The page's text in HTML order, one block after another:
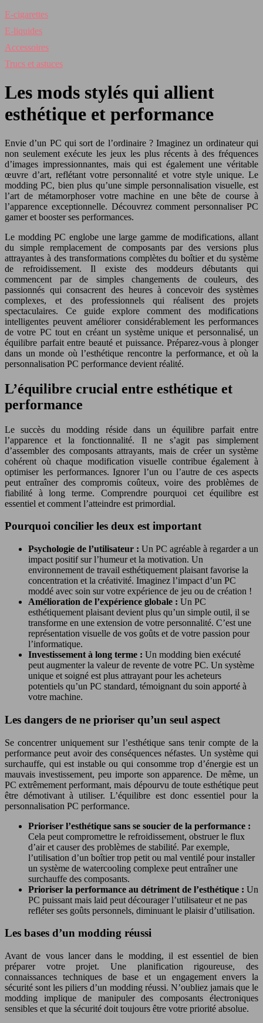
E-cigarettes
E-liquides
Accessoires
Trucs et astuces
Les mods stylés qui allient
esthétique et performance
Envie d’un PC qui sort de l’ordinaire ? Imaginez un ordinateur qui
non seulement exécute les jeux les plus récents à des fréquences
d’images impressionnantes, mais qui est également une véritable
œuvre d’art, reflétant votre personnalité et votre style unique. Le
modding PC, bien plus qu’une simple personnalisation visuelle, est
l’art de métamorphoser votre machine en une bête de course à
l’apparence exceptionnelle. Découvrez comment personnaliser PC
gamer et booster ses performances.
Le modding PC englobe une large gamme de modifications, allant
du simple remplacement de composants par des versions plus
attrayantes à des transformations complètes du boîtier et du système
de refroidissement. Il existe des moddeurs débutants qui
commencent par de simples changements de couleurs, des
passionnés qui consacrent des heures à concevoir des systèmes
complexes, et des professionnels qui réalisent des projets
spectaculaires. Ce guide explore comment des modifications
intelligentes peuvent améliorer considérablement les performances
de votre PC tout en créant un système unique et personnalisé, un
équilibre parfait entre beauté et puissance. Préparez-vous à plonger
dans un monde où l’esthétique rencontre la performance, et où la
personnalisation PC performance devient réalité.
L’équilibre crucial entre esthétique et
performance
Le succès du modding réside dans un équilibre parfait entre
l’apparence et la fonctionnalité. Il ne s’agit pas simplement
d’assembler des composants attrayants, mais de créer un système
cohérent où chaque modification visuelle contribue également à
optimiser les performances. Ignorer l’un ou l’autre de ces aspects
peut entraîner des compromis coûteux, voire des problèmes de
fiabilité à long terme. Comprendre pourquoi cet équilibre est
essentiel et comment l’atteindre est primordial.
Pourquoi concilier les deux est important
Psychologie de l’utilisateur : Un PC agréable à regarder a un
impact positif sur l’humeur et la motivation. Un
environnement de travail esthétiquement plaisant favorise la
concentration et la créativité. Imaginez l’impact d’un PC
moddé avec soin sur votre expérience de jeu ou de création !
Amélioration de l’expérience globale : Un PC
esthétiquement plaisant devient plus qu’un simple outil, il se
transforme en une extension de votre personnalité. C’est une
représentation visuelle de vos goûts et de votre passion pour
l’informatique.
Investissement à long terme : Un modding bien exécuté
peut augmenter la valeur de revente de votre PC. Un système
unique et soigné est plus attrayant pour les acheteurs
potentiels qu’un PC standard, témoignant du soin apporté à
votre machine.
Les dangers de ne prioriser qu’un seul aspect
Se concentrer uniquement sur l’esthétique sans tenir compte de la
performance peut avoir des conséquences néfastes. Un système qui
surchauffe, qui est instable ou qui consomme trop d’énergie est un
mauvais investissement, peu importe son apparence. De même, un
PC extrêmement performant, mais dépourvu de toute esthétique peut
être démotivant à utiliser. L’équilibre est donc essentiel pour la
personnalisation PC performance.
Prioriser l’esthétique sans se soucier de la performance :
Cela peut compromettre le refroidissement, obstruer le flux
d’air et causer des problèmes de stabilité. Par exemple,
l’utilisation d’un boîtier trop petit ou mal ventilé pour installer
un système de watercooling complexe peut entraîner une
surchauffe des composants.
Prioriser la performance au détriment de l’esthétique : Un
PC puissant mais laid peut décourager l’utilisateur et ne pas
refléter ses goûts personnels, diminuant le plaisir d’utilisation.
Les bases d’un modding réussi
Avant de vous lancer dans le modding, il est essentiel de bien
préparer votre projet. Une planification rigoureuse, des
connaissances techniques de base et un engagement envers la
sécurité sont les piliers d’un modding réussi. N’oubliez jamais que le
modding implique de manipuler des composants électroniques
sensibles et que la sécurité doit toujours être votre priorité absolue.